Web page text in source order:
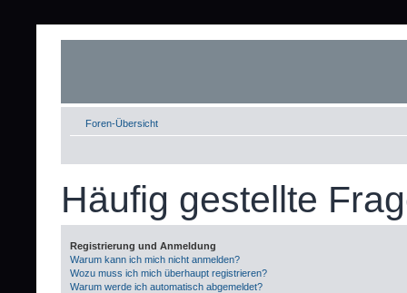
Foren-Übersicht
Häufig gestellte
Registrierung und Anmeldung
Warum kann ich mich nicht anmelden?
Wozu muss ich mich überhaupt registrieren?
Warum werde ich automatisch abgemeldet?